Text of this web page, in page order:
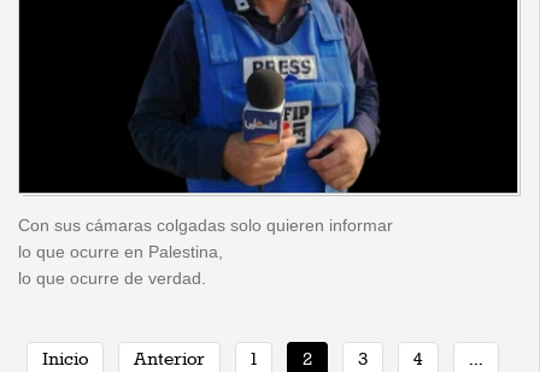
Con sus cámaras colgadas solo quieren informar
lo que ocurre en Palestina,
lo que ocurre de verdad.
Inicio Anterior 1 2 3 4 ...